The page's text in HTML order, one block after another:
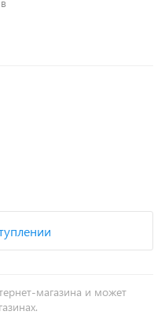
магазина и может